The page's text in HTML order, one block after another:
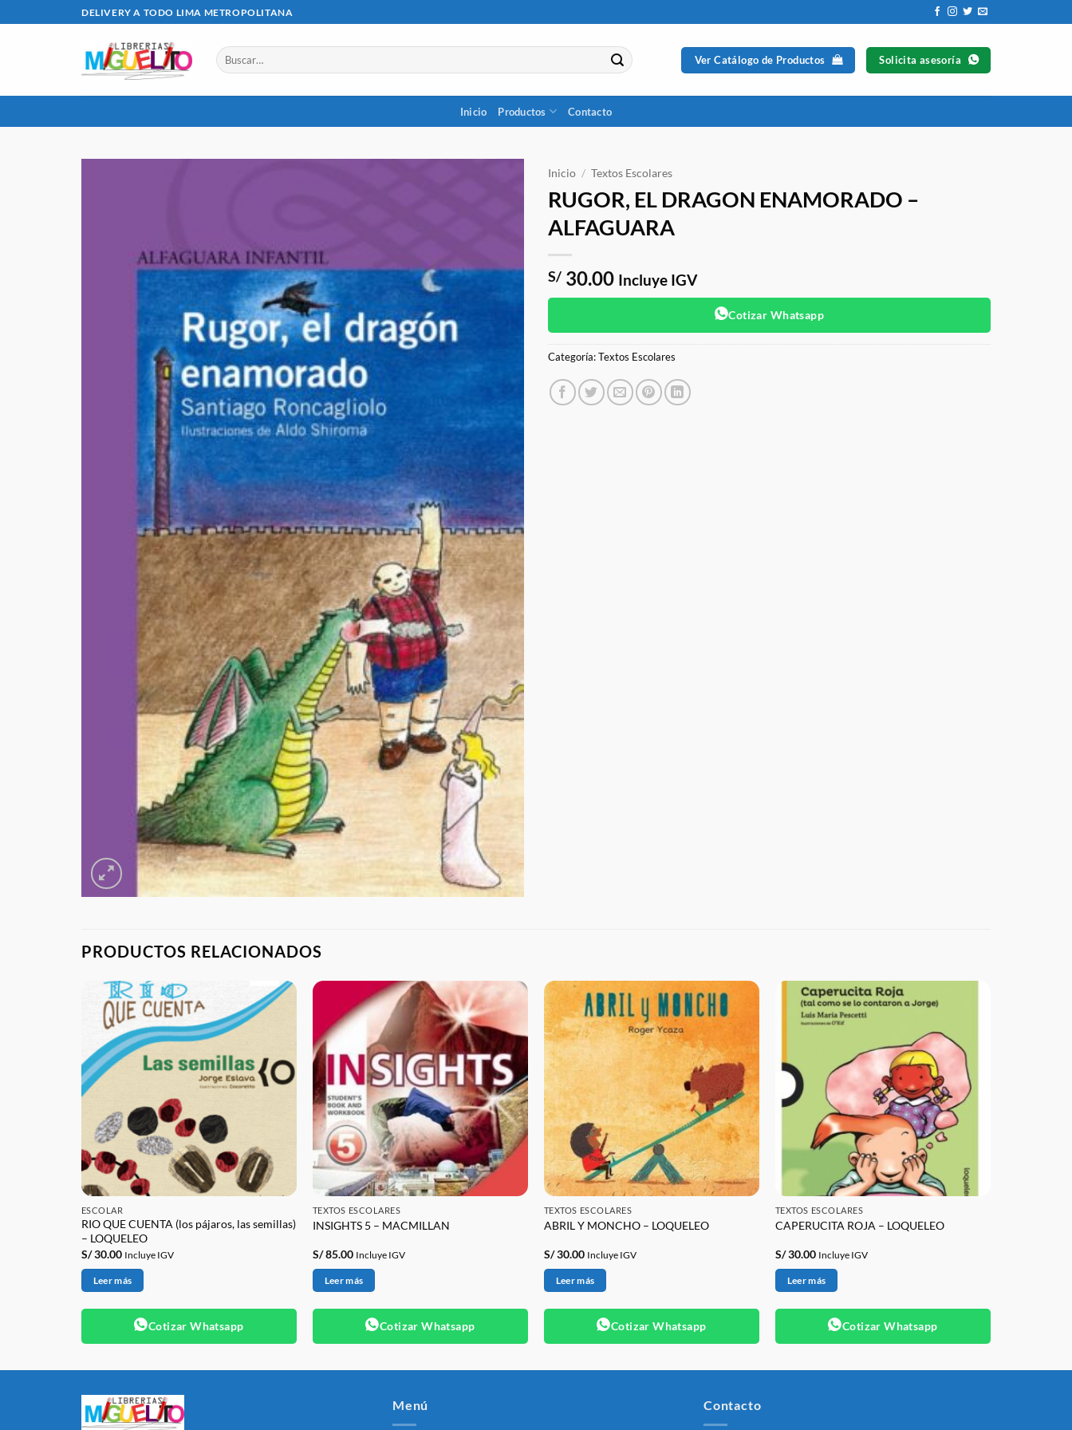
al
DELIVERY A TODO LIMA METROPOLITANA
Buscar
por:
Ver Catálogo de Productos Solicita asesoría
Inicio Productos Contacto
Inicio / Textos Escolares
RUGOR, EL DRAGON ENAMORADO –
ALFAGUARA
S/ 30.00 Incluye IGV
Cotizar Whatsapp
Categoría:Textos Escolares
PRODUCTOS RELACIONADOS
ESCOLAR
RIO QUE CUENTA (los pájaros, las semillas)
– LOQUELEO
S/30.00 Incluye IGV
Leer más
Cotizar Whatsapp
TEXTOS ESCOLARES
INSIGHTS 5 – MACMILLAN
S/85.00 Incluye IGV
Leer más
Cotizar Whatsapp
TEXTOS ESCOLARES
ABRIL Y MONCHO – LOQUELEO
S/30.00 Incluye IGV
Leer más
Cotizar Whatsapp
TEXTOS ESCOLARES
CAPERUCITA ROJA – LOQUELEO
S/30.00 Incluye IGV
Leer más
Cotizar Whatsapp
Menú Contacto